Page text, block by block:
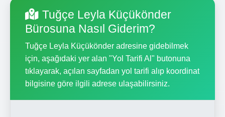
Tuğçe Leyla Küçükönder
Bürosuna Nasıl Giderim?
Tuğçe Leyla Küçükönder adresine gidebilmek
için, aşağıdaki yer alan "Yol Tarifi Al" butonuna
tıklayarak, açılan sayfadan yol tarifi alıp koordinat
bilgisine göre ilgili adrese ulaşabilirsiniz.